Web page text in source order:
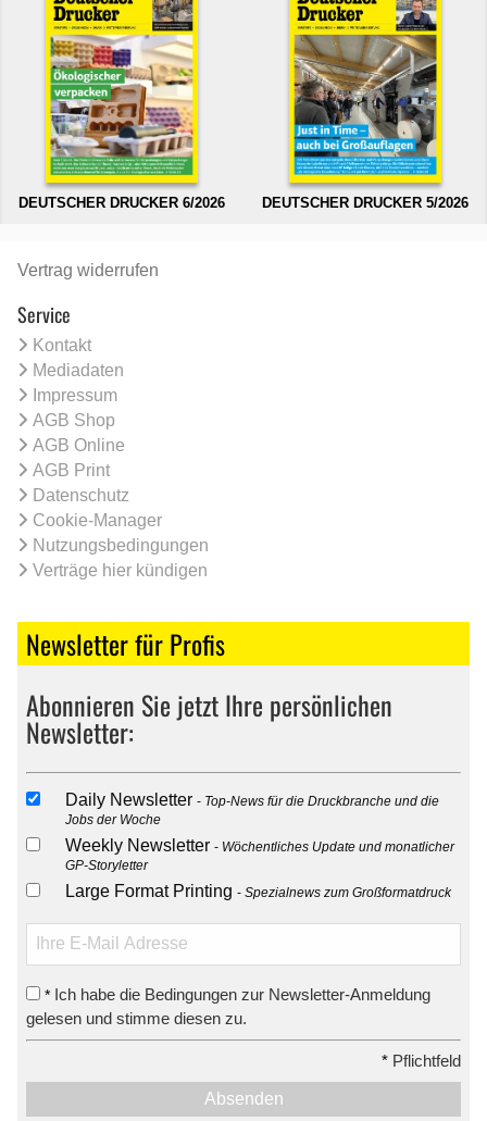
DEUTSCHER DRUCKER 6/2026 DEUTSCHER DRUCKER 5/2026
Vertrag widerrufen
Service
Kontakt
Mediadaten
Impressum
AGB Shop
AGB Online
AGB Print
Datenschutz
Cookie-Manager
Nutzungsbedingungen
Verträge hier kündigen
Newsletter für Profis
Abonnieren Sie jetzt Ihre persönlichen
Newsletter:
Daily Newsletter
Top-News für die Druckbranche und die
Jobs der Woche
Weekly Newsletter
Wöchentliches Update und monatlicher
GP-Storyletter
Large Format Printing Spezialnews zum Großformatdruck
* Ich habe die Bedingungen zur Newsletter-Anmeldung
gelesen und stimme diesen zu.
* Pflichtfeld
Absenden